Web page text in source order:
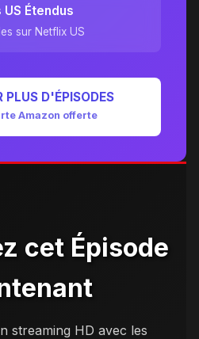
Étendus
sur Netflix US
PLUS D'ÉPISODES
Amazon offerte
cet Épisode
streaming HD avec les